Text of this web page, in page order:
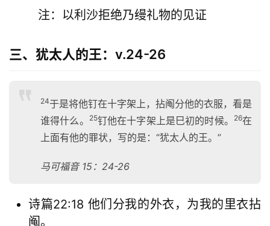
        注：以利沙拒绝乃缦礼物的见证
三、犹太人的王：v.24-26
24于是将他钉在十字架上，拈阄分他的衣服，看是
谁得什么。
25钉他在十字架上是巳初的时候。 26在
上面有他的罪状，写的是：“犹太人的王。”
马可福音 15：24-26
诗篇22:18 他们分我的外衣，为我的里衣拈
阄。